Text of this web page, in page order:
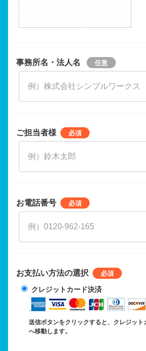
事務所名・法人名
ご担当者様
お電話番号
お支払い方法の選択
クレジットカード決済
送信ボタンをクリックすると、クレジット
へ移動します。